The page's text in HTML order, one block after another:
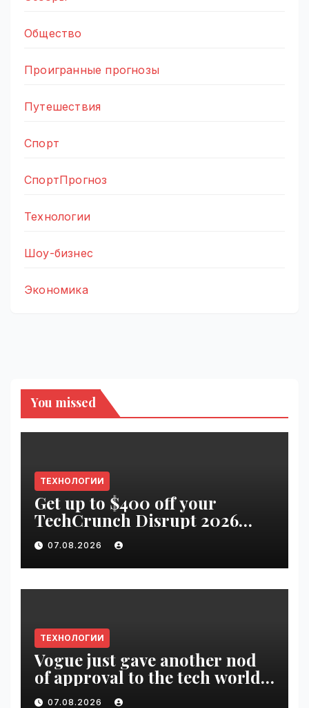
Общество
Проигранные прогнозы
Путешествия
Спорт
СпортПрогноз
Технологии
Шоу-бизнес
Экономика
You missed
ТЕХНОЛОГИИ
Get up to $400 off your
TechCrunch Disrupt 2026
pass until tomorrow |
VseTime.ru
07.08.2026
ТЕХНОЛОГИИ
Vogue just gave another nod
of approval to the tech world |
VseTime.ru
07.08.2026